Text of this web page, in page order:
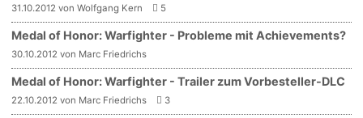
31.10.2012 von Wolfgang Kern 5
Medal of Honor: Warfighter - Probleme mit Achievements?
30.10.2012 von Marc Friedrichs
Medal of Honor: Warfighter - Trailer zum Vorbesteller-DLC
22.10.2012 von Marc Friedrichs 3